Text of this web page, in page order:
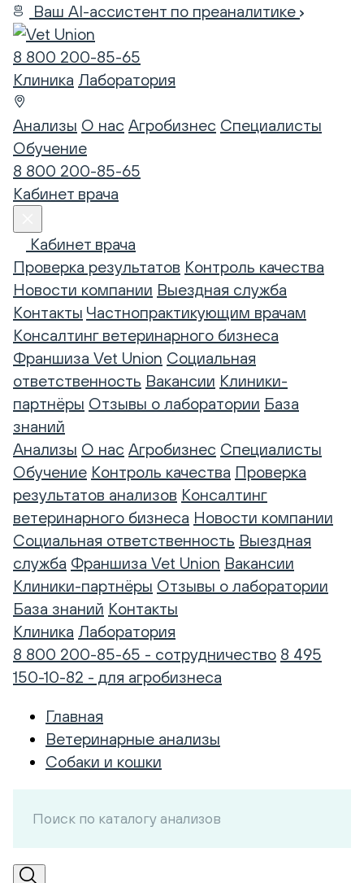
Ваш AI-ассистент по преаналитике
8 800 200-85-65
Клиника Лаборатория
Анализы О нас Агробизнес Специалисты
Обучение
8 800 200-85-65
Кабинет врача
Кабинет врача
Проверка результатов Контроль качества
Новости компании Выездная служба
Контакты Частнопрактикующим врачам
Консалтинг ветеринарного бизнеса
Франшиза Vet Union Социальная
ответственность Вакансии Клиники-
партнёры Отзывы о лаборатории База
знаний
Анализы О нас Агробизнес Специалисты
Обучение Контроль качества Проверка
результатов анализов Консалтинг
ветеринарного бизнеса Новости компании
Социальная ответственность Выездная
служба Франшиза Vet Union Вакансии
Клиники-партнёры Отзывы о лаборатории
База знаний Контакты
Клиника Лаборатория
8 800 200-85-65 - сотрудничество 8 495
150-10-82 - для агробизнеса
Главная
Ветеринарные анализы
Собаки и кошки